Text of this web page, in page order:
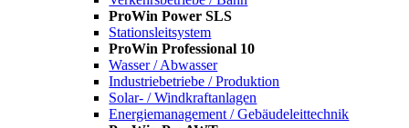
ProWin Power SLS
Stationsleitsystem
ProWin Professional 10
Wasser / Abwasser
Industriebetriebe / Produktion
Solar- / Windkraftanlagen
Energiemanagement / Gebäudeleittechnik